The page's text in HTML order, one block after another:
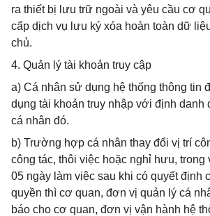
ra thiết bị lưu trữ ngoài và yêu cầu cơ
cấp dịch vụ lưu ký xóa hoàn toàn dữ
chủ.
4. Quản lý tài khoản truy cập
a) Cá nhân sử dụng hệ thống thông tin
dụng tài khoản truy nhập với định danh
cá nhân đó.
b) Trường hợp cá nhân thay đổi vị trí
công tác, thôi việc hoặc nghỉ hưu, trong
05 ngày làm việc sau khi có quyết định
quyền thì cơ quan, đơn vị quản lý cá
báo cho cơ quan, đơn vị vận hành hệ